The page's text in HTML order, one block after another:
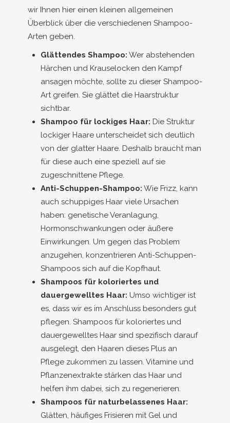
wir Ihnen hier einen kleinen allgemeinen
Überblick über die verschiedenen Shampoo-
Arten geben.
Glättendes Shampoo: Wer abstehenden
Härchen und Krauselocken den Kampf
ansagen möchte, sollte zu dieser Shampoo-
Art greifen. Sie glättet die Haarstruktur
sichtbar.
Shampoo für lockiges Haar: Die Struktur
lockiger Haare unterscheidet sich deutlich
von der glatter Haare. Deshalb braucht man
für diese auch eine speziell auf sie
zugeschnittene Pflege.
Anti-Schuppen-Shampoo: Wie Frizz, kann
auch schuppiges Haar viele Ursachen
haben: genetische Veranlagung,
Hormonschwankungen oder äußere
Einwirkungen. Um gegen das Problem
anzugehen, konzentrieren Anti-Schuppen-
Shampoos sich auf die Kopfhaut.
Shampoos für koloriertes und
dauergewelltes Haar: Umso wichtiger ist
es, dass wir es im Anschluss besonders gut
pflegen. Shampoos für koloriertes und
dauergewelltes Haar sind spezifisch darauf
ausgelegt, den Haaren dieses Plus an
Pflege zukommen zu lassen. Vitamine und
Pflanzenextrakte stärken das Haar und
helfen ihm dabei, sich zu regenerieren.
Shampoos für naturbelassenes Haar:
Glätten, häufiges Frisieren mit Gel und